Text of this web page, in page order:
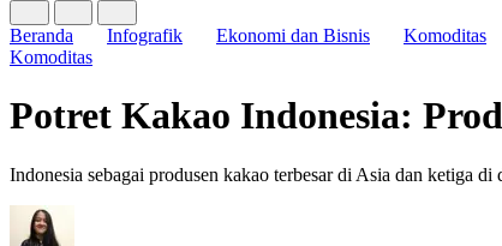
Beranda Infografik Ekonomi dan Bisnis
Komoditas
Komoditas
Potret Kakao Indonesia:
Indonesia sebagai produsen kakao terbesar di Asia dan ketiga